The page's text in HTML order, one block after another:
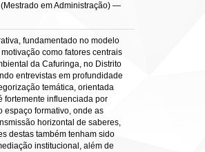
em Administração) —
fundamentado no modelo
como fatores centrais
da Cafuringa, no Distrito
entrevistas em profundidade
temática, orientada
fortemente influenciada por
espaço formativo, onde as
horizontal de saberes,
destas também tenham sido
institucional, além de